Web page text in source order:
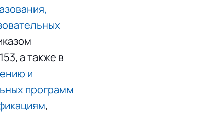
а также в
и
программ
,